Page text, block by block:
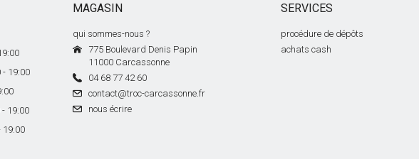
- 19:00
19:00
19:00
MAGASIN
qui sommes-nous ?
775 Boulevard Denis Papin
11000 Carcassonne
04 68 77 42 60
contact@troc-carcassonne.fr
nous écrire
SERVICES
procédure de dépôts
achats cash